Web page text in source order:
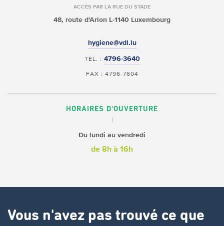
ACCÈS PAR LA RUE DU STADE
48, route d'Arlon L-1140 Luxembourg
hygiene@vdl.lu
TÉL. : 4796-3640
FAX : 4796-7604
HORAIRES D'OUVERTURE
Du lundi au vendredi
de 8h à 16h
Vous n'avez pas trouvé ce que